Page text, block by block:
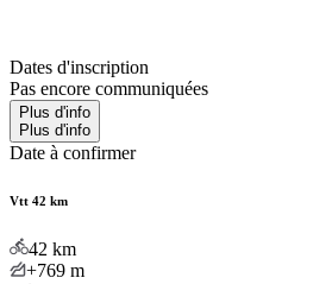
Dates d'inscription
Pas encore communiquées
Plus d'info
Plus d'info
Date à confirmer
Vtt 42 km
42 km
+769 m